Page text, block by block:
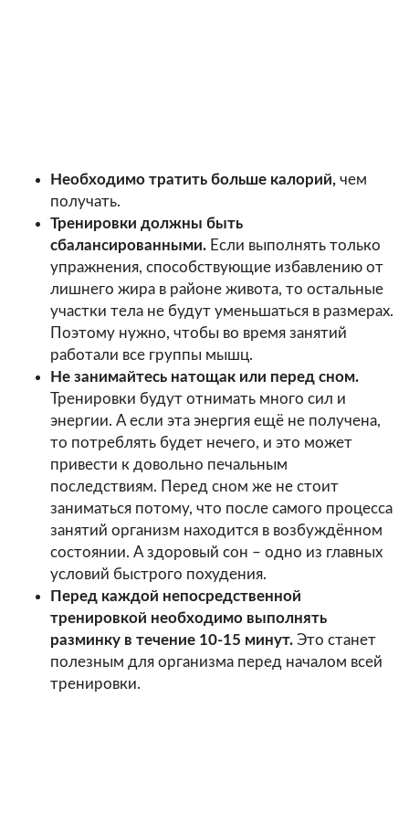
Необходимо тратить больше калорий, чем
получать.
Тренировки должны быть
сбалансированными. Если выполнять только
упражнения, способствующие избавлению от
лишнего жира в районе живота, то остальные
участки тела не будут уменьшаться в размерах.
Поэтому нужно, чтобы во время занятий
работали все группы мышц.
Не занимайтесь натощак или перед сном.
Тренировки будут отнимать много сил и
энергии. А если эта энергия ещё не получена,
то потреблять будет нечего, и это может
привести к довольно печальным
последствиям. Перед сном же не стоит
заниматься потому, что после самого процесса
занятий организм находится в возбуждённом
состоянии. А здоровый сон – одно из главных
условий быстрого похудения.
Перед каждой непосредственной
тренировкой необходимо выполнять
разминку в течение 10-15 минут. Это станет
полезным для организма перед началом всей
тренировки.